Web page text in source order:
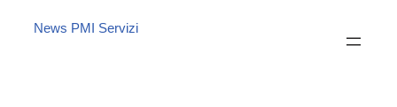
News PMI Servizi